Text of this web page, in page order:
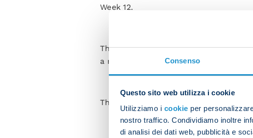
Consenso
Questo sito web utilizza i cookie
Utilizziamo i cookie per
nostro traffico. Condividiamo inoltre
di analisi dei dati web, pubblicità e
Week 12.
The squad was split into two groups
a recovery session.
The other members of the squad did